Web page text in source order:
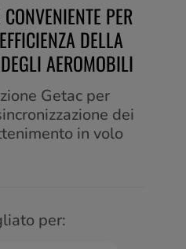
PER
DELLA
AEROMOBILI
Getac per
dei
in volo
per: